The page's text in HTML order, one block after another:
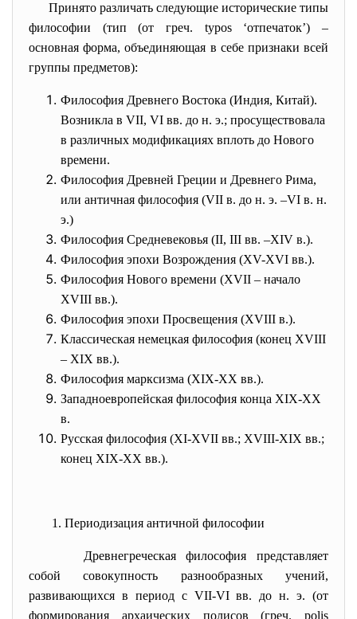
Принято различать следующие исторические типы
философии (тип (от греч. typos ‘отпечаток’) –
основная форма, объединяющая в себе признаки всей
группы предметов):
Философия Древнего Востока (Индия, Китай).
Возникла в VII, VI вв. до н. э.; просуществовала
в различных модификациях вплоть до Нового
времени.
Философия Древней Греции и Древнего Рима,
или античная философия (VII в. до н. э. –VI в. н.
э.)
Философия Средневековья (II, III вв. –XIV в.).
Философия эпохи Возрождения (XV-XVI вв.).
Философия Нового времени (XVII – начало
XVIII вв.).
Философия эпохи Просвещения (XVIII в.).
Классическая немецкая философия (конец XVIII
– XIX вв.).
Философия марксизма (XIX-XX вв.).
Западноевропейская философия конца XIX-XX
в.
Русская философия (XI-XVII вв.; XVIII-XIX вв.;
конец XIX-XX вв.).
1. Периодизация античной философии
Древнегреческая философия представляет
собой совокупность разнообразных учений,
развивающихся в период с VII-VI вв. до н. э. (от
формирования архаических полисов (греч. polis